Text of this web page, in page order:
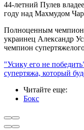
44-летний Пулев
году над Махмудом
Полноценным
украинец Александр
чемпион
"Усику его не
супертяжа, который
Читайте еще:
Бокс